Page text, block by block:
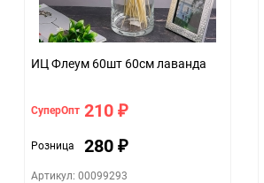
ИЦ Флеум 60шт 60см лаванда
СуперОпт 210 ₽
Розница 280 ₽
Артикул: 00099293